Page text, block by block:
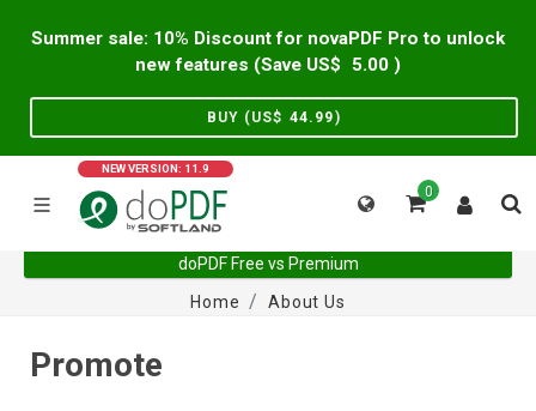
Summer sale: 10% Discount for novaPDF Pro to unlock
new features (Save US$
5.00 )
BUY (US$ 44.99)
NEW VERSION: 11.9
0
doPDF Free vs Premium
Home
About Us
Promote